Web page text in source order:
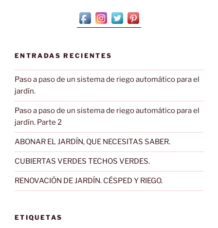
ENTRADAS RECIENTES
Paso a paso de un sistema de riego automático para el
jardín.
Paso a paso de un sistema de riego automático para el
jardín. Parte 2
ABONAR EL JARDÍN, QUE NECESITAS SABER.
CUBIERTAS VERDES TECHOS VERDES.
RENOVACIÓN DE JARDÍN. CÉSPED Y RIEGO.
ETIQUETAS